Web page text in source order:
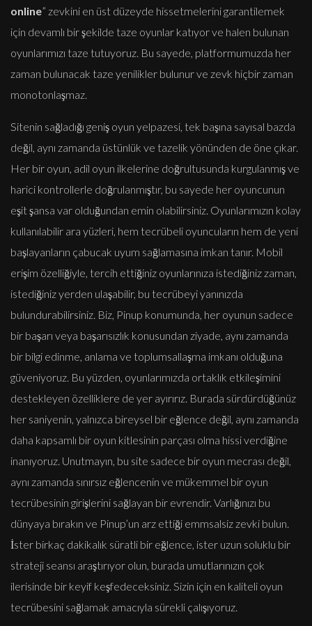
online” zevkini en üst düzeyde hissetmelerini garantilemek
için devamlı bir şekilde taze oyunlar katıyor ve halen bulunan
oyunlarımızı taze tutuyoruz. Bu sayede, platformumuzda her
zaman bulunacak taze yenilikler bulunur ve zevk hiçbir zaman
monotonlaşmaz.
Sitenin sağladığı geniş oyun yelpazesi, tek başına sayısal bazda
değil, aynı zamanda üstünlük ve tazelik yönünden de öne çıkar.
Her bir oyun, adil oyun ilkelerine doğrultusunda kurgulanmış ve
harici kontrollerle doğrulanmıştır, bu sayede her oyuncunun
eşit şansa var olduğundan emin olabilirsiniz. Oyunlarımızın kolay
kullanılabilir ara yüzleri, hem tecrübeli oyuncuların hem de yeni
başlayanların çabucak uyum sağlamasına imkan tanır. Mobil
erişim özelliğiyle, tercih ettiğiniz oyunlarınıza istediğiniz zaman,
istediğiniz yerden ulaşabilir, bu tecrübeyi yanınızda
bulundurabilirsiniz. Biz, Pinup konumunda, her oyunun sadece
bir başarı veya başarısızlık konusundan ziyade, aynı zamanda
bir bilgi edinme, anlama ve toplumsallaşma imkanı olduğuna
güveniyoruz. Bu yüzden, oyunlarımızda ortaklık etkileşimini
destekleyen özelliklere de yer ayırırız. Burada sürdürdüğünüz
her saniyenin, yalnızca bireysel bir eğlence değil, aynı zamanda
daha kapsamlı bir oyun kitlesinin parçası olma hissi verdiğine
inanıyoruz. Unutmayın, bu site sadece bir oyun mecrası değil,
aynı zamanda sınırsız eğlencenin ve mükemmel bir oyun
tecrübesinin girişlerini sağlayan bir evrendir. Varlığınızı bu
dünyaya bırakın ve Pinup’un arz ettiği emmsalsiz zevki bulun.
İster birkaç dakikalık süratli bir eğlence, ister uzun soluklu bir
strateji seansı araştırıyor olun, burada umutlarınızın çok
ilerisinde bir keyif keşfedeceksiniz. Sizin için en kaliteli oyun
tecrübesini sağlamak amacıyla sürekli çalışıyoruz.